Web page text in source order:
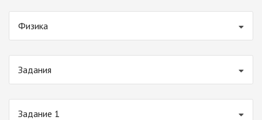
Физика
Задания
Задание 1